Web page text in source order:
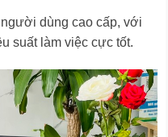
dùng cao cấp, với
suất làm việc cực tốt.